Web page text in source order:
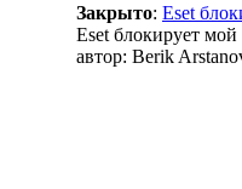
Закрыто: Eset
Eset блокирует мой
автор: Berik